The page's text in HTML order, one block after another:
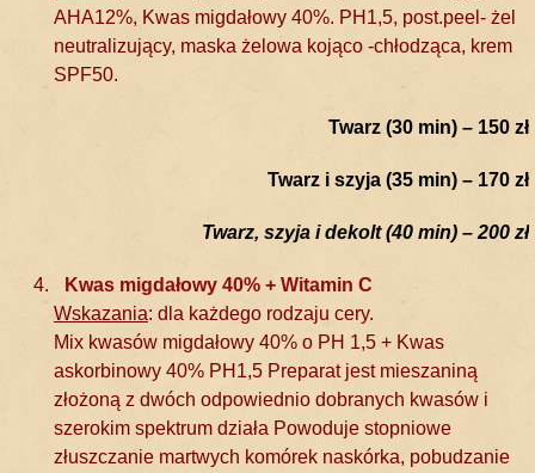
AHA12%, Kwas migdałowy 40%. PH1,5, post.peel- żel
neutralizujący, maska żelowa kojąco -chłodząca, krem
SPF50.
Twarz (30 min) – 150 zł
Twarz i szyja (35 min) – 170 zł
Twarz, szyja i dekolt (40 min) – 200 zł
Kwas migdałowy 40% + Witamin C
Wskazania: dla każdego rodzaju cery.
Mix kwasów migdałowy 40% o PH 1,5 + Kwas
askorbinowy 40% PH1,5 Preparat jest mieszaniną
złożoną z dwóch odpowiednio dobranych kwasów i
szerokim spektrum działa Powoduje stopniowe
złuszczanie martwych komórek naskórka, pobudzanie